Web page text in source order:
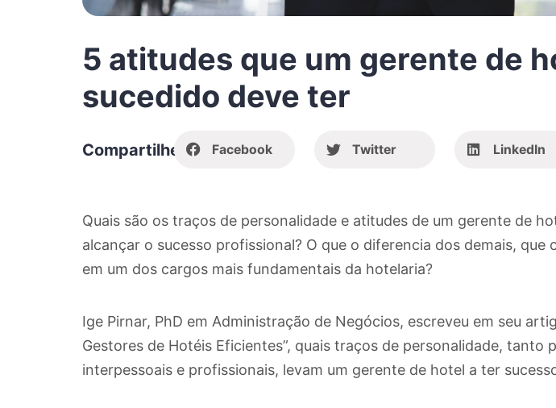
5 atitudes que um gerente de
sucedido deve ter
Compartilhe Facebook Twitter LinkedIn
Quais são os traços de personalidade e atitudes de um gerente de
alcançar o sucesso profissional? O que o diferencia dos demais, que
em um dos cargos mais fundamentais da hotelaria?
Ige Pirnar, PhD em Administração de Negócios, escreveu em seu
Gestores de Hotéis Eficientes”, quais traços de personalidade, tanto
interpessoais e profissionais, levam um gerente de hotel a ter